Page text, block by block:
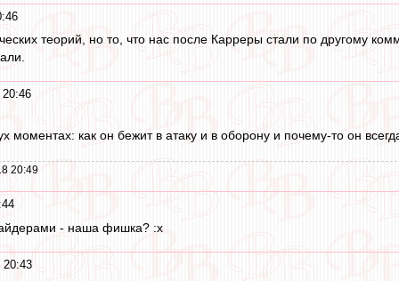
теорий, но то, что нас после Карреры стали по другому
моментах: как он бежит в атаку и в оборону и почему-то он
20:49
- наша фишка? :x